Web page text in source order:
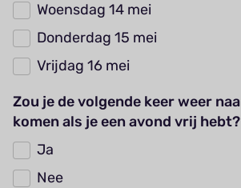
Woensdag 14 mei
Donderdag 15 mei
Vrijdag 16 mei
Zou je de volgende keer weer
komen als je een avond vrij hebt?
Ja
Nee